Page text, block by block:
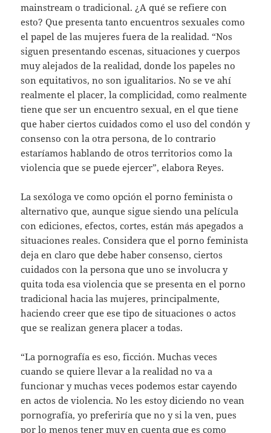
mainstream o tradicional. ¿A qué se refiere con
esto? Que presenta tanto encuentros sexuales como
el papel de las mujeres fuera de la realidad. “Nos
siguen presentando escenas, situaciones y cuerpos
muy alejados de la realidad, donde los papeles no
son equitativos, no son igualitarios. No se ve ahí
realmente el placer, la complicidad, como realmente
tiene que ser un encuentro sexual, en el que tiene
que haber ciertos cuidados como el uso del condón y
consenso con la otra persona, de lo contrario
estaríamos hablando de otros territorios como la
violencia que se puede ejercer”, elabora Reyes.
La sexóloga ve como opción el porno feminista o
alternativo que, aunque sigue siendo una película
con ediciones, efectos, cortes, están más apegados a
situaciones reales. Considera que el porno feminista
deja en claro que debe haber consenso, ciertos
cuidados con la persona que uno se involucra y
quita toda esa violencia que se presenta en el porno
tradicional hacia las mujeres, principalmente,
haciendo creer que ese tipo de situaciones o actos
que se realizan genera placer a todas.
“La pornografía es eso, ficción. Muchas veces
cuando se quiere llevar a la realidad no va a
funcionar y muchas veces podemos estar cayendo
en actos de violencia. No les estoy diciendo no vean
pornografía, yo preferiría que no y si la ven, pues
por lo menos tener muy en cuenta que es como